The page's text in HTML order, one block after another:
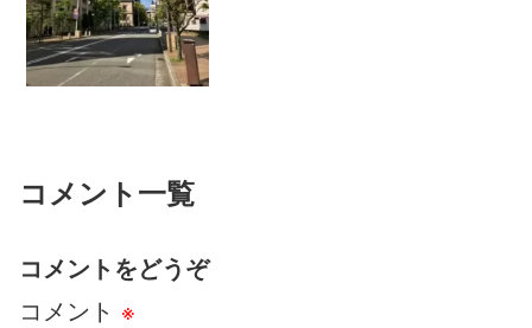
コメント一覧
コメントをどうぞ
コメント ※